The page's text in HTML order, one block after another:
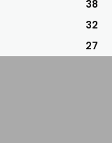
38
32
27